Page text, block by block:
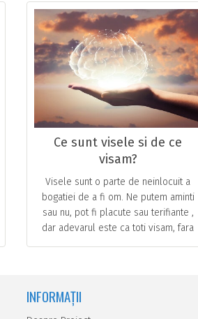
Ce sunt visele si de ce
visam?
Visele sunt o parte de neinlocuit a
bogatiei de a fi om. Ne putem aminti
sau nu, pot fi placute sau terifiante ,
dar adevarul este ca toti visam, fara
INFORMAȚII